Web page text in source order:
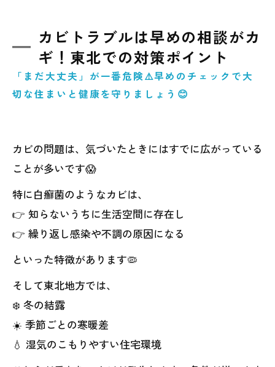
カビトラブルは早めの相談がカ
ギ！東北での対策ポイント
「まだ大丈夫」が一番危険⚠️早めのチェックで大
切な住まいと健康を守りましょう😊
カビの問題は、気づいたときにはすでに広がっている
ことが多いです😱
特に白癬菌のようなカビは、
👉 知らないうちに生活空間に存在し
👉 繰り返し感染や不調の原因になる
といった特徴があります🦠
そして東北地方では、
❄️ 冬の結露
☀️ 季節ごとの寒暖差
💧 湿気のこもりやすい住宅環境